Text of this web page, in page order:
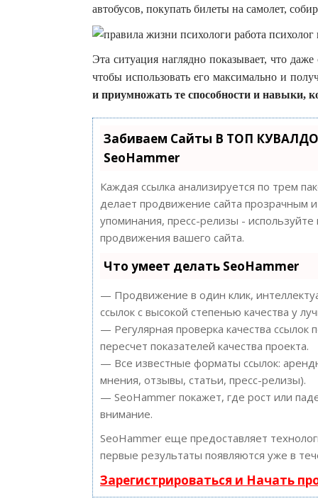
автобусов, покупать билеты на самолет,
Эта ситуация наглядно показывает, что
чтобы использовать его максимально и
и приумножать те способности и навыки,
Забиваем Сайты В ТОП
SeoHammer
Каждая ссылка анализируется по трем
делает продвижение сайта прозрачным
упоминания, пресс-релизы -
продвижения вашего сайта.
Что умеет делать SeoHammer
— Продвижение в один клик,
ссылок с высокой степенью качества у
— Регулярная проверка качества
пересчет показателей качества проекта.
— Все известные форматы ссылок:
мнения, отзывы, статьи, пресс-релизы).
— SeoHammer покажет, где рост или
внимание.
SeoHammer еще предоставляет
первые результаты появляются уже в
Зарегистрироваться и Начать